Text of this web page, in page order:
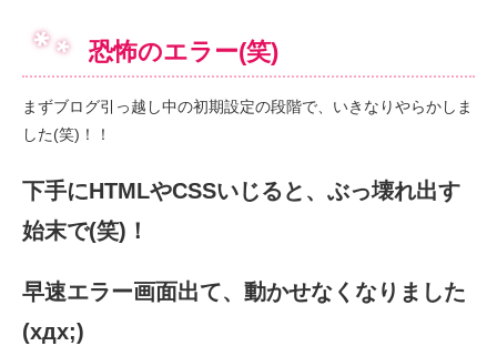
恐怖のエラー(笑)
まずブログ引っ越し中の初期設定の段階で、いきなりやらかしま
した(笑)！！
下手にHTMLやCSSいじると、ぶっ壊れ出す
始末で(笑)！
早速エラー画面出て、動かせなくなりました
(xдx;)